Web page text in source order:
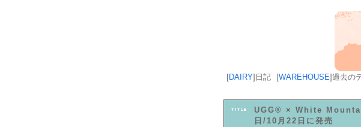
[DAIRY] 日記 [WAREHOUSE]過去の
UGG® × White
日/10月22日に発売